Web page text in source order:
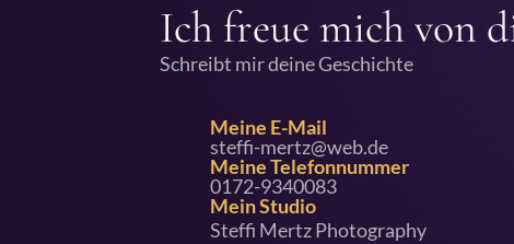
Ich freue mich von
Schreibt mir deine Geschichte
Meine E-Mail
steffi-mertz@web.de
Meine Telefonnummer
0172-9340083
Mein Studio
Steffi Mertz Photography